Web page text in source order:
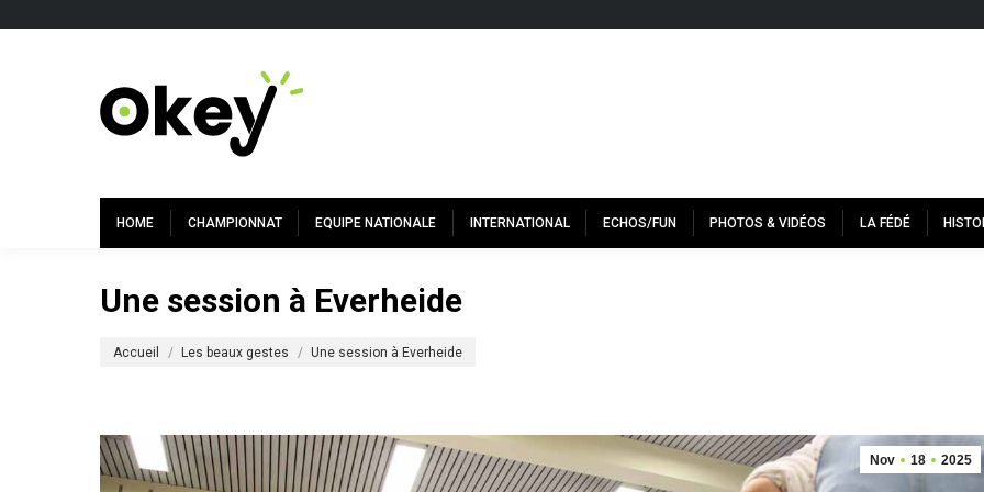
HOME CHAMPIONNAT EQUIPE NATIONALE INTERNATIONAL ECHOS/FUN PHOTOS & VIDÉOS LA FÉDÉ
Une session à Everheide
Accueil Les beaux gestes Une session à Everheide
Nov 18 2025